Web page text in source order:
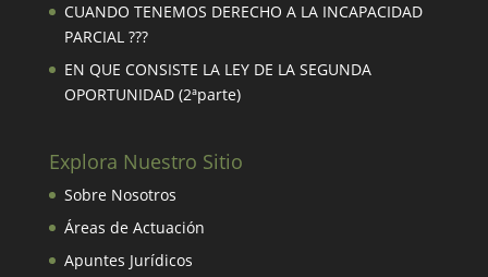
CUANDO TENEMOS DERECHO A LA INCAPACIDAD
PARCIAL ???
EN QUE CONSISTE LA LEY DE LA SEGUNDA
OPORTUNIDAD (2ªparte)
Explora Nuestro Sitio
Sobre Nosotros
Áreas de Actuación
Apuntes Jurídicos